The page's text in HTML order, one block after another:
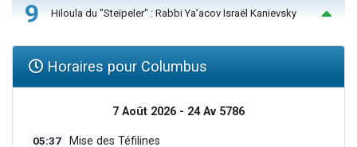
9 Hiloula du "Steïpeler" : Rabbi Ya’acov Israël Kanievsky
Horaires pour Columbus
7 Août 2026 - 24 Av 5786
05:37 Mise des Téfilines